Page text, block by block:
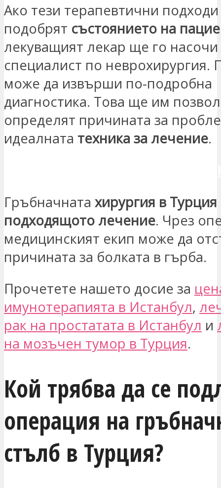
Ако тези терапевтични
подобрят състоянието на
лекуващият лекар ще го
специалист по неврохирургия.
може да извърши по-подробна
диагностика. Това ще им
определят причината за
идеалната техника за лечение.
Гръбначната хирургия в Турция
подходящото лечение. Чрез
медицинският екип може да
причината за болката в гърба.
Прочетете нашето досие за
имунотерапията в Истанбул,
рак на простатата в Истанбул и
на мозъчен тумор в Турция.
Кой трябва да се
операция на
стълб в Турция?